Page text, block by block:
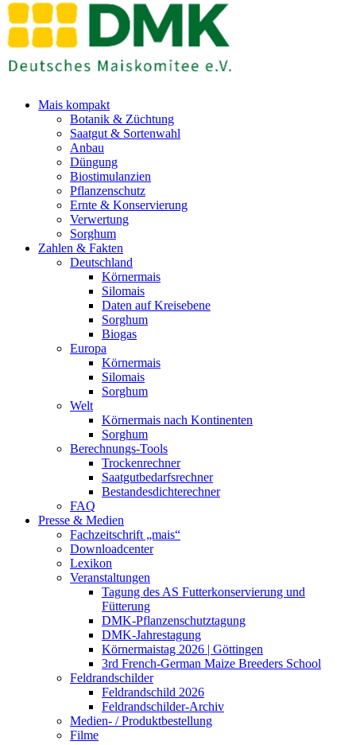
Mais kompakt
Botanik & Züchtung
Saatgut & Sortenwahl
Anbau
Düngung
Biostimulanzien
Pflanzenschutz
Ernte & Konservierung
Verwertung
Sorghum
Zahlen & Fakten
Deutschland
Körnermais
Silomais
Daten auf Kreisebene
Sorghum
Biogas
Europa
Körnermais
Silomais
Sorghum
Welt
Körnermais nach Kontinenten
Sorghum
Berechnungs-Tools
Trockenrechner
Saatgutbedarfsrechner
Bestandesdichterechner
FAQ
Presse & Medien
Fachzeitschrift „mais“
Downloadcenter
Lexikon
Veranstaltungen
Tagung des AS Futterkonservierung und
Fütterung
DMK-Pflanzenschutztagung
DMK-Jahrestagung
Körnermaistag 2026 | Göttingen
3rd French-German Maize Breeders School
Feldrandschilder
Feldrandschild 2026
Feldrandschilder-Archiv
Medien- / Produktbestellung
Filme